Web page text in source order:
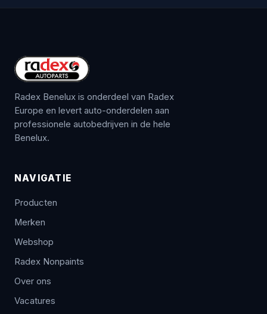
Radex Benelux is onderdeel van Radex
Europe en levert auto-onderdelen aan
professionele autobedrijven in de hele
Benelux.
NAVIGATIE
Producten
Merken
Webshop
Radex Nonpaints
Over ons
Vacatures